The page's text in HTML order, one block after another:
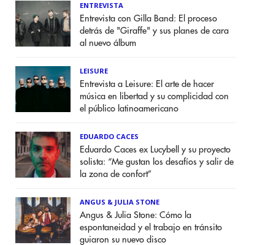
ENTREVISTA
Entrevista con Gilla Band: El proceso
detrás de "Giraffe" y sus planes de cara
al nuevo álbum
LEISURE
Entrevista a Leisure: El arte de hacer
música en libertad y su complicidad con
el público latinoamericano
EDUARDO CACES
Eduardo Caces ex Lucybell y su proyecto
solista: “Me gustan los desafíos y salir de
la zona de confort”
ANGUS & JULIA STONE
Angus & Julia Stone: Cómo la
espontaneidad y el trabajo en tránsito
guiaron su nuevo disco